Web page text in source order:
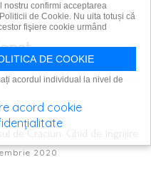
de Crăciun. Ghid de îngrijire
2020
nostru confirmi acceptarea
de Cookie. Nu uita totuși că
fişiere cookie urmând
DE COOKIE
acordul individual la nivel de
acord cookie